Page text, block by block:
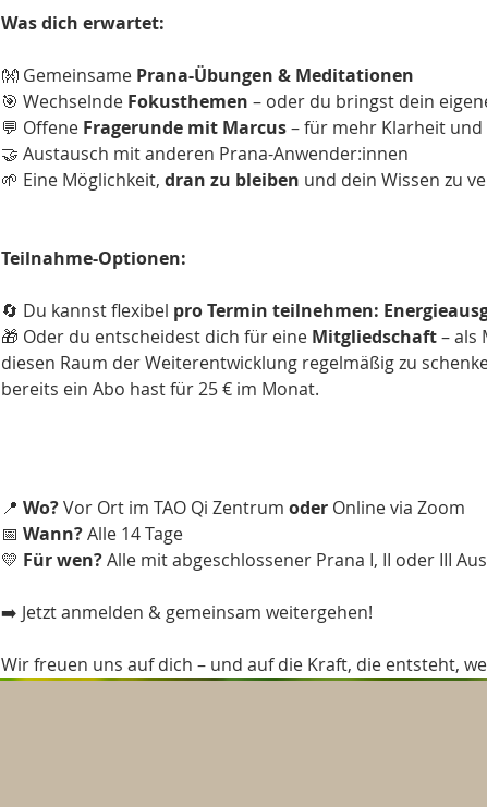
Was dich erwartet:
👐 Gemeinsame Prana-Übungen & Meditationen
🎯 Wechselnde Fokusthemen – oder du bringst dein
💬 Offene Fragerunde mit Marcus – für mehr Klarheit und
🤝 Austausch mit anderen Prana-Anwender:innen
🌱 Eine Möglichkeit, dran zu bleiben und dein Wissen zu
Teilnahme-Optionen:
🔄 Du kannst flexibel pro Termin teilnehmen:
🎁 Oder du entscheidest dich für eine Mitgliedschaft – als
diesen Raum der Weiterentwicklung regelmäßig zu
bereits ein Abo hast für 25 € im Monat.
📍 Wo? Vor Ort im TAO Qi Zentrum oder Online via Zoom
📅 Wann? Alle 14 Tage
💛 Für wen? Alle mit abgeschlossener Prana I, II oder III
➡️ Jetzt anmelden & gemeinsam weitergehen!
Wir freuen uns auf dich – und auf die Kraft, die entsteht,